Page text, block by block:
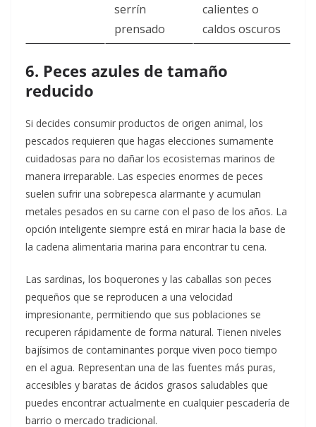
serrín
prensado
calientes o
caldos oscuros
6. Peces azules de tamaño
reducido
Si decides consumir productos de origen animal, los
pescados requieren que hagas elecciones sumamente
cuidadosas para no dañar los ecosistemas marinos de
manera irreparable. Las especies enormes de peces
suelen sufrir una sobrepesca alarmante y acumulan
metales pesados en su carne con el paso de los años. La
opción inteligente siempre está en mirar hacia la base de
la cadena alimentaria marina para encontrar tu cena.
Las sardinas, los boquerones y las caballas son peces
pequeños que se reproducen a una velocidad
impresionante, permitiendo que sus poblaciones se
recuperen rápidamente de forma natural. Tienen niveles
bajísimos de contaminantes porque viven poco tiempo
en el agua. Representan una de las fuentes más puras,
accesibles y baratas de ácidos grasos saludables que
puedes encontrar actualmente en cualquier pescadería de
barrio o mercado tradicional.